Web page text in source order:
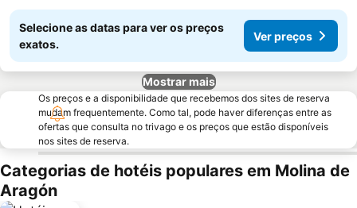
Selecione as datas para ver os preços
exatos.
Ver preços
Mostrar mais
Os preços e a disponibilidade que recebemos dos sites de reserva
mudam frequentemente. Como tal, pode haver diferenças entre as
ofertas que consulta no trivago e os preços que estão disponíveis
nos sites de reserva.
Categorias de hotéis populares em Molina de
Aragón